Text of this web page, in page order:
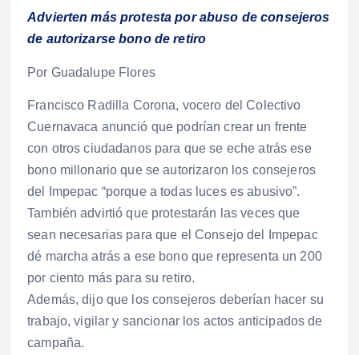
Advierten más protesta por abuso de consejeros
de autorizarse bono de retiro
Por Guadalupe Flores
Francisco Radilla Corona, vocero del Colectivo
Cuernavaca anunció que podrían crear un frente
con otros ciudadanos para que se eche atrás ese
bono millonario que se autorizaron los consejeros
del Impepac “porque a todas luces es abusivo”.
También advirtió que protestarán las veces que
sean necesarias para que el Consejo del Impepac
dé marcha atrás a ese bono que representa un 200
por ciento más para su retiro.
Además, dijo que los consejeros deberían hacer su
trabajo, vigilar y sancionar los actos anticipados de
campaña.